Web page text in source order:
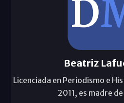
Beatriz
Licenciada en Periodismo e
2011, es madre